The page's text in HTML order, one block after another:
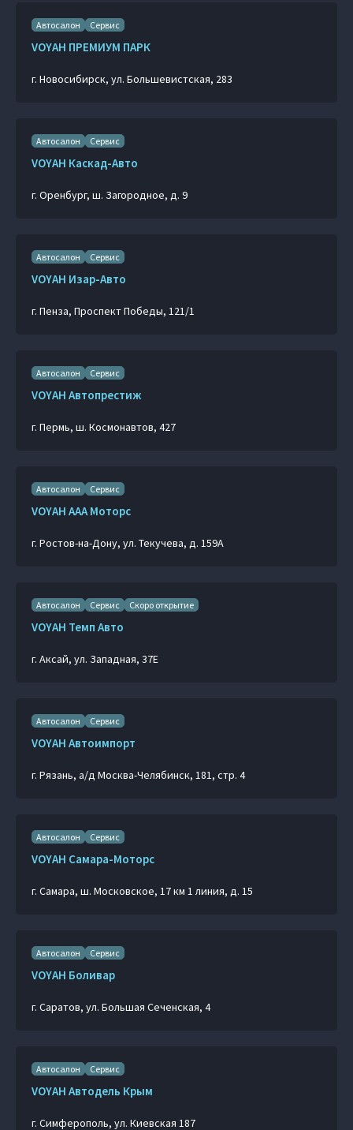
Автосалон Сервис
VOYAH ПРЕМИУМ ПАРК
г. Новосибирск, ул. Большевистская, 283
Автосалон Сервис
VOYAH Каскад-Авто
г. Оренбург, ш. Загородное, д. 9
Автосалон Сервис
VOYAH Изар-Авто
г. Пенза, Проспект Победы, 121/1
Автосалон Сервис
VOYAH Автопрестиж
г. Пермь, ш. Космонавтов, 427
Автосалон Сервис
VOYAH ААА Моторс
г. Ростов-на-Дону, ул. Текучева, д. 159А
Автосалон Сервис Скоро открытие
VOYAH Темп Авто
г. Аксай, ул. Западная, 37Е
Автосалон Сервис
VOYAH Автоимпорт
г. Рязань, a/д Москва-Челябинск, 181, стр. 4
Автосалон Сервис
VOYAH Самара-Моторс
г. Самара, ш. Московское, 17 км 1 линия, д. 15
Автосалон Сервис
VOYAH Боливар
г. Саратов, ул. Большая Сеченская, 4
Автосалон Сервис
VOYAH Автодель Крым
г. Симферополь, ул. Киевская 187